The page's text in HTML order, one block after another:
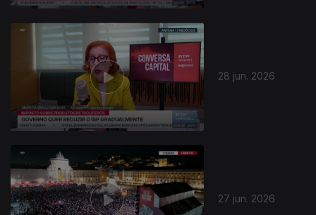
28 jun. 2026
27 jun. 2026
937708